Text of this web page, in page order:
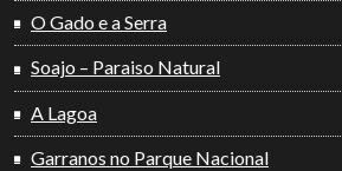
O Gado e a Serra
Soajo – Paraiso Natural
A Lagoa
Garranos no Parque Nacional